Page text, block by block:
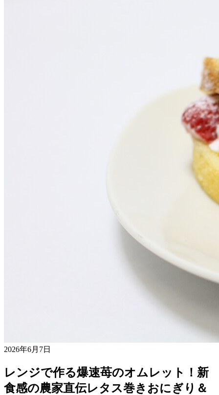
2026年6月7日
レンジで作る爆速苺のオムレット！新
食感の農家直伝レタス巻きおにぎり＆